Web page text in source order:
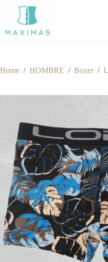
content
Home / HOMBRE / Boxer /